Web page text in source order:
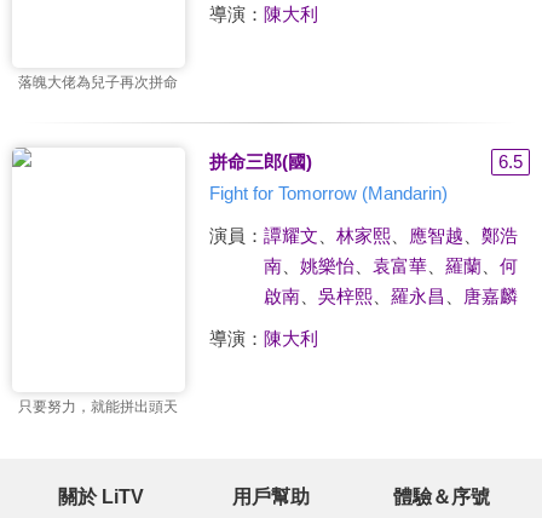
落魄大佬為兒子再次拼命
導演： 陳大利
只要努力，就能拼出頭天
拼命三郎(國)
6.5
Fight for Tomorrow (Mandarin)
演員： 譚耀文 林家熙、 應智越
鄭浩
南、 姚樂怡、 袁富華、 羅蘭、 何
啟南、 吳梓熙、 羅永昌 唐嘉麟
導演： 陳大利
關於 LiTV 用戶幫助 體驗＆序號